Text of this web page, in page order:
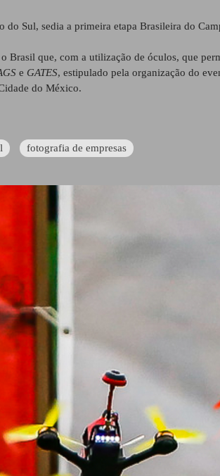
do Sul, sedia a primeira etapa Brasileira do
Brasil que, com a utilização de óculos, que
e GATES, estipulado pela organização do
do México.
fotografia de empresas